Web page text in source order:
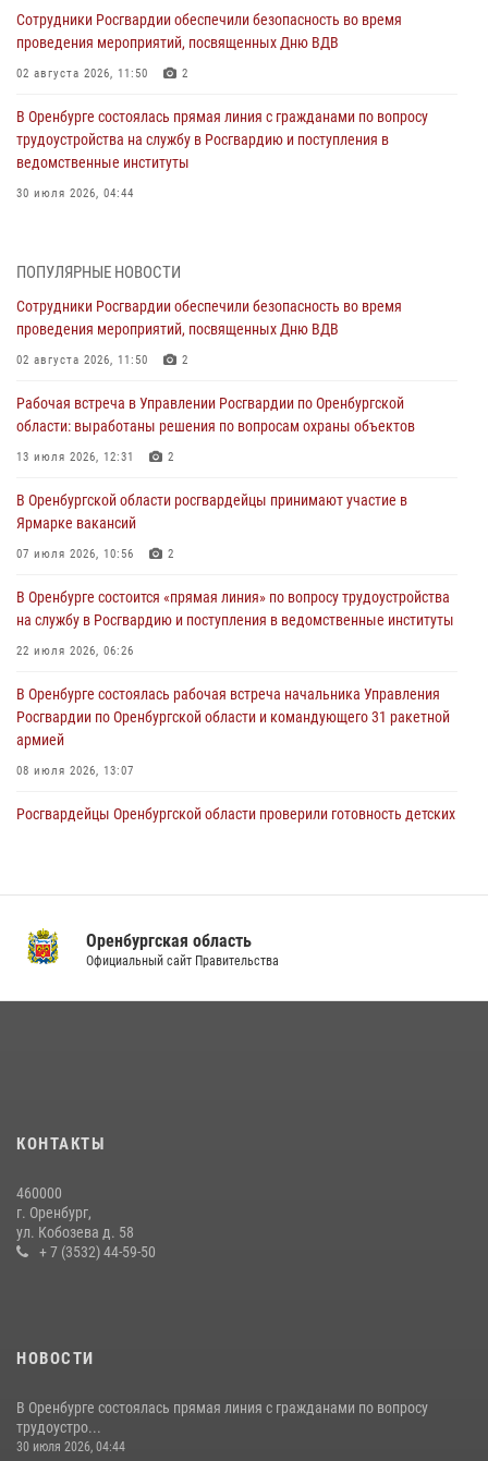
Сотрудники Росгвардии обеспечили безопасность во время
проведения мероприятий, посвященных Дню ВДВ
02 августа 2026, 11:50 2
В Оренбурге состоялась прямая линия с гражданами по вопросу
трудоустройства на службу в Росгвардию и поступления в
ведомственные институты
30 июля 2026, 04:44
28 июля 2026, 09:41 1
Росгвардейцы обеспечили правопорядок на праздновании Дня
ВМФ в Оренбурге
27 июля 2026, 14:36 2
Росгвардейцы предотвратили трагедию: спасен мужчина в тяжелой
жизненной ситуации (ВИДЕО)
26 июля 2026, 14:45 1
Росгвардейцы Оренбургской области проверили готовность детских
образовательных учреждений к новому учебному году
24 июля 2026, 12:25 1
При силовой поддержке ОМОН «Кобра» Росгвардии в Оренбурге
проведён рейд по строительным объектам
23 июля 2026, 10:47
ПОПУЛЯРНЫЕ НОВОСТИ
Сотрудники Росгвардии обеспечили безопасность во время
проведения мероприятий, посвященных Дню ВДВ
02 августа 2026, 11:50 2
Рабочая встреча в Управлении Росгвардии по Оренбургской
области: выработаны решения по вопросам охраны объектов
13 июля 2026, 12:31 2
В Оренбургской области росгвардейцы принимают участие в
Ярмарке вакансий
07 июля 2026, 10:56 2
В Оренбурге состоится «прямая линия» по вопросу трудоустройства
на службу в Росгвардию и поступления в ведомственные институты
22 июля 2026, 06:26
В Оренбурге состоялась рабочая встреча начальника Управления
Росгвардии по Оренбургской области и командующего 31 ракетной
армией
08 июля 2026, 13:07
Росгвардейцы Оренбургской области проверили готовность детских
проведения футбольного матча
03 августа 2026, 16:40
17 июля 2026, 11:30
соседу с ножом
14 июля 2026, 10:43
Оренбургская область
Официальный сайт Правительства
КОНТАКТЫ
460000
г. Оренбург,
ул. Кобозева д. 58
+ 7 (3532) 44-59-50
НОВОСТИ
В Оренбурге состоялась прямая линия с гражданами по вопросу
трудоустро...
30 июля 2026, 04:44